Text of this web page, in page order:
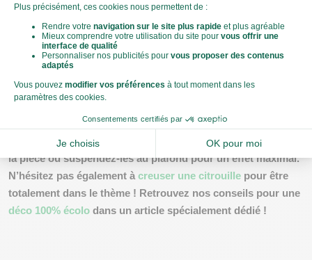
La mise en scène : bougies et toiles d'araignée
Pour un goûter d'Halloween réussi, l'ambiance joue un rôle
clé. Avec quelques bougies disposées stratégiquement, vous
pouvez créer une atmosphère mystérieuse en un instant.
Choisissez des bougies de différentes tailles et formes pour
coton ou à acheter toutes faites, ajoutent cette touche
effrayante recherchée. Vous pouvez les placer aux coins de
la pièce ou suspendez-les au plafond pour un effet maximal.
N’hésitez pas également àcreuser une citrouille pour être
totalement dans le thème ! Retrouvez nos conseils pour une
déco 100% écolo dans un article spécialement dédié !